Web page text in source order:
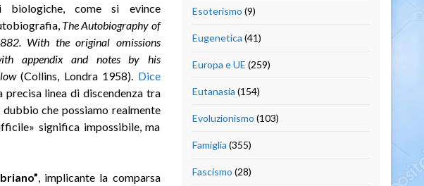
biologiche, come si evince
The Autobiography of
With the original omissions
appendix and notes by his
(Collins, Londra 1958). Dice
linea di discendenza tra
dubbio che possiamo realmente
significa impossibile, ma
, implicante la comparsa
Esoterismo (9)
Eugenetica (41)
Europa e UE (259)
Eutanasia (154)
Evoluzionismo (103)
Famiglia (355)
Fascismo (28)